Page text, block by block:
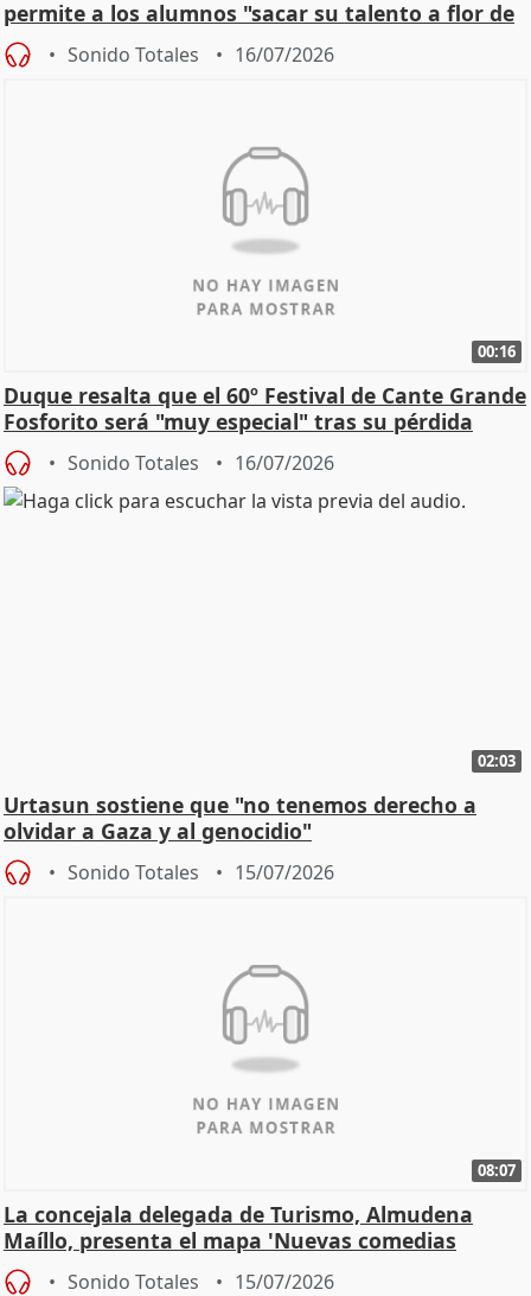
permite a los alumnos "sacar su talento a flor de
piel"
Sonido Totales 16/07/2026
00:16
Duque resalta que el 60º Festival de Cante Grande
Fosforito será "muy especial" tras su pérdida
Sonido Totales 16/07/2026
02:03
Urtasun sostiene que "no tenemos derecho a
olvidar a Gaza y al genocidio"
Sonido Totales 15/07/2026
08:07
La concejala delegada de Turismo, Almudena
Maíllo, presenta el mapa 'Nuevas comedias
madrileñas'
Sonido Totales 15/07/2026